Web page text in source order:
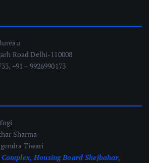
Road Delhi-110008
+91 – 9926990173
Sharma
Tiwari
Housing Board Shejbahar,